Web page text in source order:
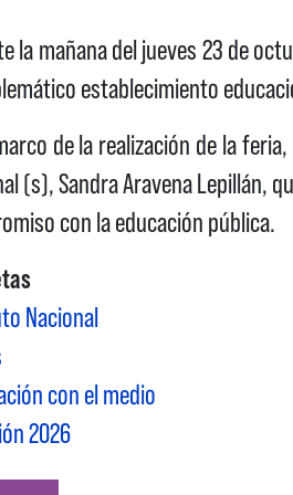
la mañana del jueves 23 de
establecimiento
de la realización de la
(s), Sandra Aravena Lepillán,
con la educación pública.
Nacional
con el medio
2026